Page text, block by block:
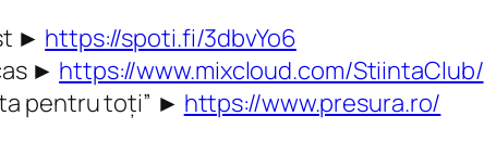
► https://spoti.fi/3dbvYo6
► https://www.mixcloud.com/StiintaClub/
pentru toți” ► https://www.presura.ro/